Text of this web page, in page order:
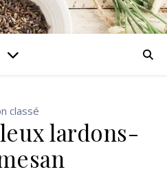
classé
lardons-